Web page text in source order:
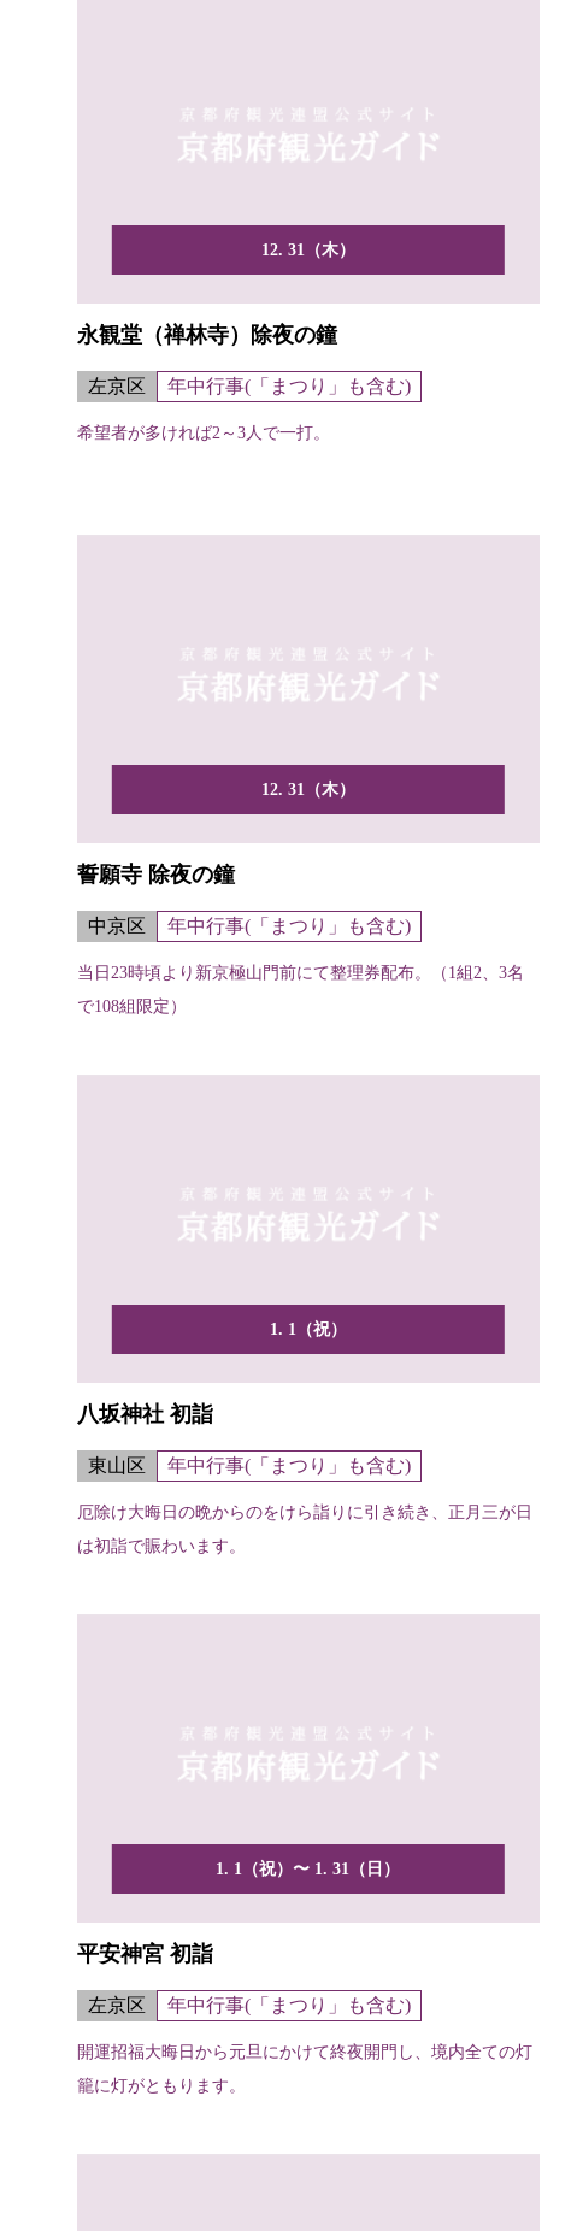
12. 31（木）
永観堂（禅林寺）除夜の鐘
左京区 年中行事(「まつり」も含む)
希望者が多ければ2～3人で一打。
12. 31（木）
誓願寺 除夜の鐘
中京区 年中行事(「まつり」も含む)
当日23時頃より新京極山門前にて整理券配布。（1組2、3名
で108組限定）
1. 1（祝）
八坂神社 初詣
東山区 年中行事(「まつり」も含む)
厄除け大晦日の晩からのをけら詣りに引き続き、正月三が日
は初詣で賑わいます。
1. 1（祝）〜 1. 31（日）
平安神宮 初詣
左京区 年中行事(「まつり」も含む)
開運招福大晦日から元旦にかけて終夜開門し、境内全ての灯
籠に灯がともります。